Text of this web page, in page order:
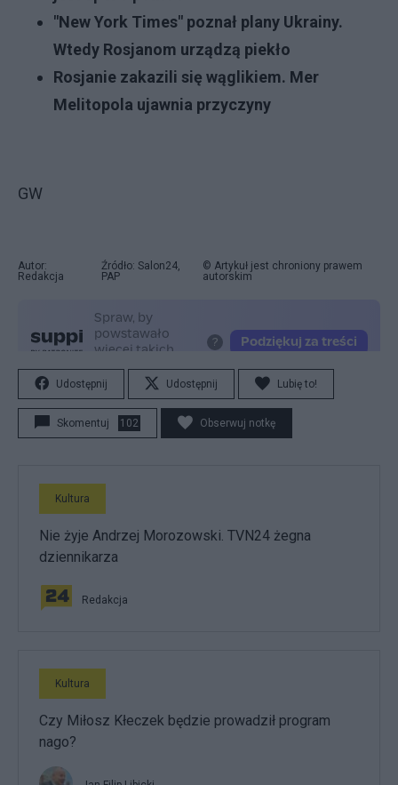
"New York Times" poznał plany Ukrainy.
Wtedy Rosjanom urządzą piekło
Rosjanie zakazili się wąglikiem. Mer
Melitopola ujawnia przyczyny
GW
Autor:
Redakcja
Źródło: Salon24,
PAP
© Artykuł jest chroniony prawem
autorskim
Udostępnij Udostępnij Lubię to!
Skomentuj 102 Obserwuj notkę
Kultura
Nie żyje Andrzej Morozowski. TVN24 żegna
dziennikarza
Redakcja
Kultura
Czy Miłosz Kłeczek będzie prowadził program
nago?